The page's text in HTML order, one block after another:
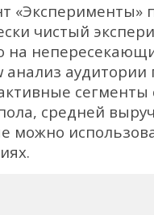
«Эксперименты»
чистый
на
анализ аудитории
сегменты
средней
можно